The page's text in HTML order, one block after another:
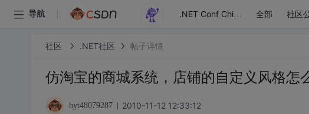
导航 .NET Conf China 全部 社区
社区 .NET社区 帖子详情
仿淘宝的商城系统，店铺的自定义风格怎
hyt48079287 2010-11-12 12:33:12